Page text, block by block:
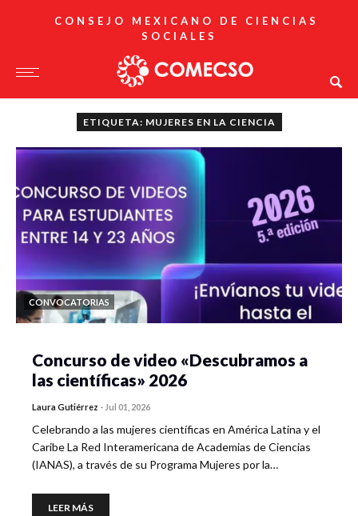
CONSEJO MEXICANO DE CIENCIAS
SOCIALES
ETIQUETA: MUJERES EN LA CIENCIA
CONVOCATORIAS
Concurso de video «Descubramos a
las científicas» 2026
Laura Gutiérrez - Jul 01, 2026
Celebrando a las mujeres científicas en América Latina y el
Caribe La Red Interamericana de Academias de Ciencias
(IANAS), a través de su Programa Mujeres por la…
LEER MÁS